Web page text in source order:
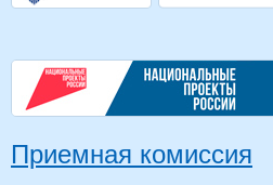
Приемная комиссия